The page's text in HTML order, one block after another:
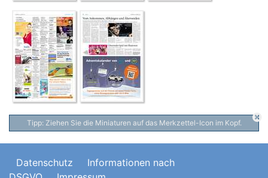
Tipp: Ziehen Sie die Miniaturen auf das Merkzettel-Icon im Kopf.
Datenschutz
Informationen nach